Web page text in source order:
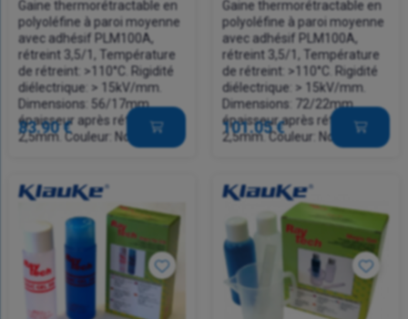
Gaine thermorétractable en
polyoléfine à paroi moyenne
avec adhésif PLM100A,
rétreint 3,5/1, Température
de rétreint: >110°C. Rigidité
diélectrique: > 15kV/mm.
Dimensions: 56/17mm,
épaisseur après rétreint libre:
2,5mm. Couleur: Noire
83.90 €
Gaine thermorétractable en
polyoléfine à paroi moyenne
avec adhésif PLM100A,
rétreint 3,5/1, Température
de rétreint: >110°C. Rigidité
diélectrique: > 15kV/mm.
Dimensions: 72/22mm,
épaisseur après rétreint libre:
2,5mm. Couleur: Noire
101.05 €